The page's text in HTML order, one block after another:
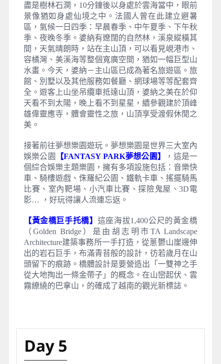
盡是樹林石澗，10分鐘後以身處於雲海當中，眼前
景像猶如身處仙境之中。法國人曾在此建立避暑
區，氣候一日四季：早晨春季、中午夏季、下午秋
季、夜晚冬季。婆納有遼闊的自然林，溪泉縱橫其
間，天氣晴朗時，站在主山頂，可以看見峴港市、
容橘灣、美溪海等整個寬廣空間，猶如一幅巨型山
水畫。今天，婆納－主山區已成為著名旅遊區。旅
館、別墅以及其他服務如餐廳、網球場等等配套齊
全。遊客上山坐吊纜車抵達山頂，婆納之美在於仰
天看不到太陽，晚上看不到星星，續參觀建於頂峰
雄偉靈應寺，體會靈性之旅，山頂享受渡假休閒之
美。
接著前往夢想樂園遊玩。夢想樂園是世界三大室內
娛樂公園
【FANTASY PARK夢想公園】
，這是一
個綜合娛樂主題樂園，擁有多項設施包括：音樂快
車、騎樓遊戲、侏羅紀公園、鐵軌卡車、搖擺騎馬
比賽、室內靶場、小汽車比賽、探險鬼屋、3D電
影… ，好玩得讓人流連忘返。
【黃金橋巨手托橋】 這座海拔1,400公尺的黃金橋
（Golden Bridge）是由胡志明市TA Landscape
Architecture建築事務所一手打造，從蔥鬱山崖邊伸
出的岩石巨手，布滿青苔般的設計，彷若歲月在山
頭留下的痕跡。橋體設計是要營造出「一雙神之手
從大地掏出一條金帶子」的概念。在山巒起伏、雲
霧繚繞的巴拿山，的確成了越南的觀光新標誌。
Day 5